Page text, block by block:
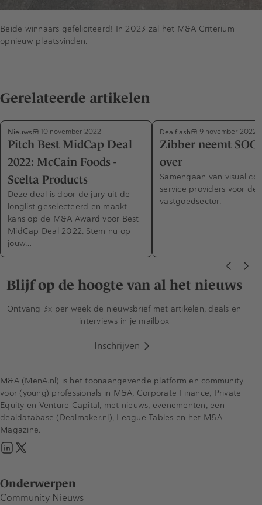
Beide winnaars gefeliciteerd! In 2023 zal het M&A Criterium
opnieuw plaatsvinden.
Gerelateerde artikelen
Nieuws 10 november 2022
Pitch Best MidCap Deal
2022: McCain Foods -
Scelta Products
Deze deal is door de jury uit de
longlist geselecteerd en maakt
kans op de M&A Award voor Best
MidCap Deal 2022. Stem nu op
jouw…
Dealflash 9 november 2022
Zibber neemt
over
Samengaan van visual
service providers voor de
vastgoedsector.
Blijf op de hoogte van al het nieuws
Ontvang 3x per week de nieuwsbrief met artikelen, deals en
interviews in je mailbox
Inschrijven
Onderwerpen
Community Nieuws
M&A (MenA.nl) is het toonaangevende platform en community
voor (young) professionals in M&A, Corporate Finance, Private
Equity en Venture Capital, met nieuws, evenementen, een
dealdatabase (Dealmaker.nl), League Tables en het M&A
Magazine.